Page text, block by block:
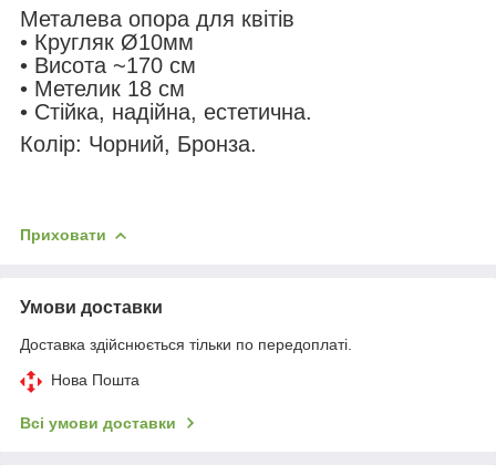
Металева опора для квітів
• Кругляк Ø10мм
• Висота ~170 см
• Метелик 18 см
• Стійка, надійна, естетична.
Колір: Чорний, Бронза.
Приховати
Умови доставки
Доставка здійснюється тільки по передоплаті.
Нова Пошта
Всі умови доставки